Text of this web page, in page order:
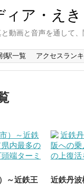
と動画と音声を通して
駅一覧 アクセスラン
～近鉄王
近鉄丹